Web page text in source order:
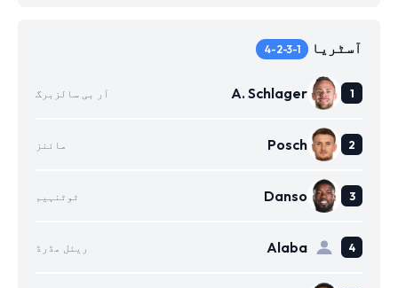
آسٹریا 4-2-3-1
A. Schlager آر بی سالزبرگ
Posch مائنز
Danso ٹوٹنہیم
Alaba ریئل مڈرڈ